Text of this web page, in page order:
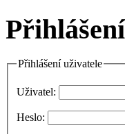
Přihlášení uživatele
Uživatel:
Heslo: